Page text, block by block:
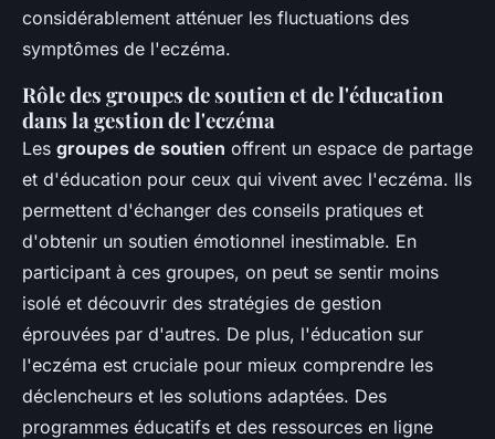
considérablement atténuer les fluctuations des
symptômes de l'eczéma.
Rôle des groupes de soutien et de l'éducation
dans la gestion de l'eczéma
Les groupes de soutien offrent un espace de partage
et d'éducation pour ceux qui vivent avec l'eczéma. Ils
permettent d'échanger des conseils pratiques et
d'obtenir un soutien émotionnel inestimable. En
participant à ces groupes, on peut se sentir moins
isolé et découvrir des stratégies de gestion
éprouvées par d'autres. De plus, l'éducation sur
l'eczéma est cruciale pour mieux comprendre les
déclencheurs et les solutions adaptées. Des
programmes éducatifs et des ressources en ligne